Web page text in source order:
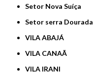
Setor Nova Suíça
Setor serra Dourada
VILA ABAJÁ
VILA CANAÃ
VILA IRANI